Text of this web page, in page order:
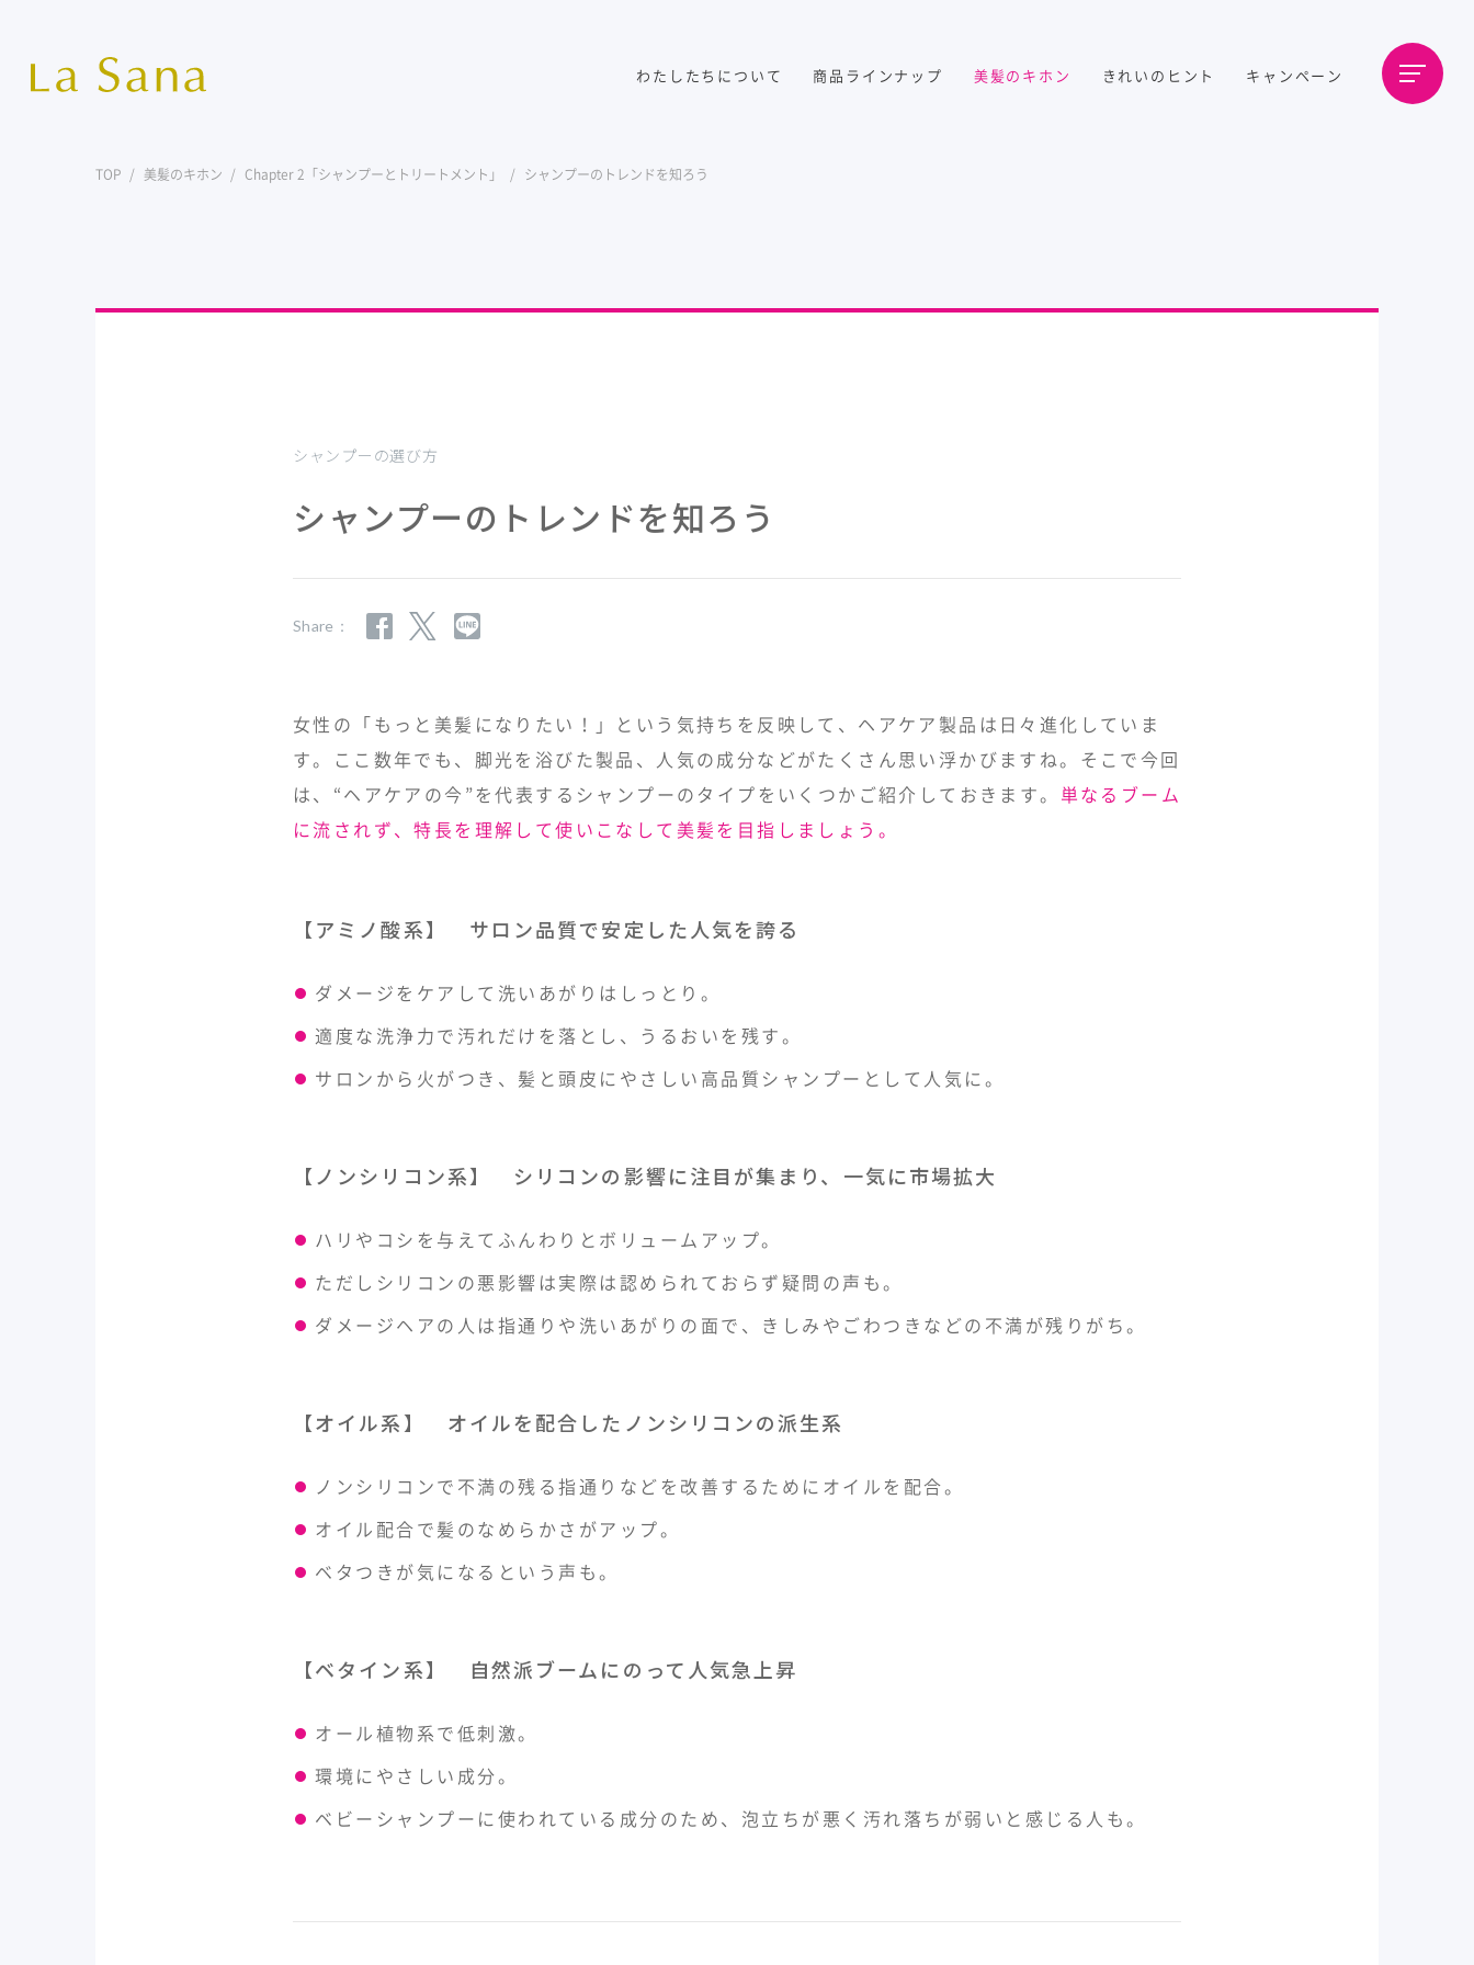
わたしたちについて 商品ラインナップ 美髪のキホン きれいのヒント キャンペーン
TOP 美髪のキホン Chapter 2「シャンプーとトリートメント」 シャンプーのトレンドを知ろう
シャンプーの選び方
シャンプーのトレンドを知ろう
Share：
女性の「もっと美髪になりたい！」という気持ちを反映して、ヘアケア製品は日々進化していま
す。ここ数年でも、脚光を浴びた製品、人気の成分などがたくさん思い浮かびますね。そこで今回
は、“ヘアケアの今”を代表するシャンプーのタイプをいくつかご紹介しておきます。 単なるブーム
に流されず、特長を理解して使いこなして美髪を目指しましょう。
【アミノ酸系】 サロン品質で安定した人気を誇る
ダメージをケアして洗いあがりはしっとり。
適度な洗浄力で汚れだけを落とし、うるおいを残す。
サロンから火がつき、髪と頭皮にやさしい高品質シャンプーとして人気に。
【ノンシリコン系】 シリコンの影響に注目が集まり、一気に市場拡大
ハリやコシを与えてふんわりとボリュームアップ。
ただしシリコンの悪影響は実際は認められておらず疑問の声も。
ダメージヘアの人は指通りや洗いあがりの面で、きしみやごわつきなどの不満が残りがち。
【オイル系】 オイルを配合したノンシリコンの派生系
ノンシリコンで不満の残る指通りなどを改善するためにオイルを配合。
オイル配合で髪のなめらかさがアップ。
ベタつきが気になるという声も。
【ベタイン系】 自然派ブームにのって人気急上昇
オール植物系で低刺激。
環境にやさしい成分。
ベビーシャンプーに使われている成分のため、泡立ちが悪く汚れ落ちが弱いと感じる人も。